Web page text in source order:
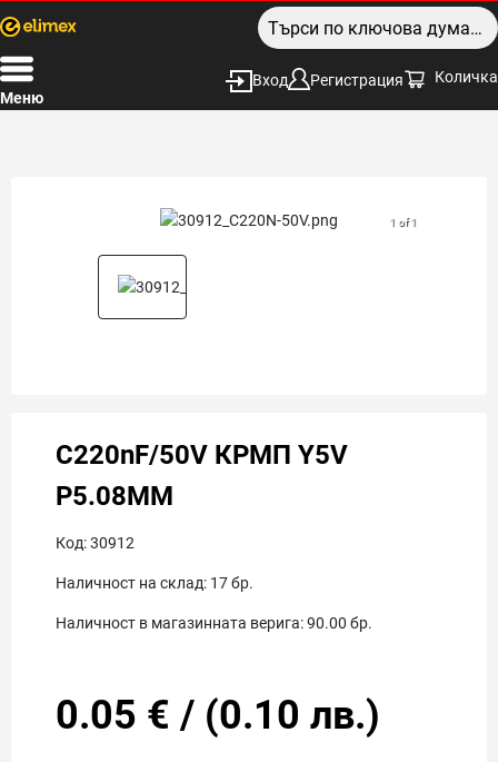
Меню
Вход Регистрация Количка
1 of 1
C220nF/50V КРМП Y5V
P5.08MM
Код:30912
Наличност на склад: 17бр.
Наличност в магазинната верига:90.00 бр.
0.05 € / (0.10 лв.)